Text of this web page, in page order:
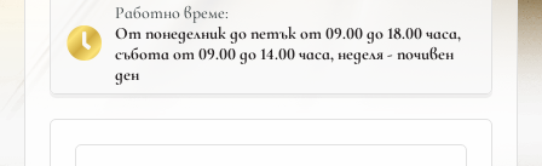
Работно време:
От понеделник до петък от 09.00 до 18.00 часа,
събота от 09.00 до 14.00 часа, неделя - почивен
ден